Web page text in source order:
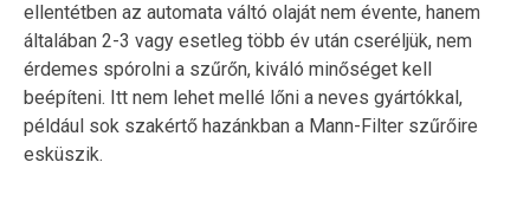
ellentétben az automata váltó olaját nem évente, hanem
általában 2-3 vagy esetleg több év után cseréljük, nem
érdemes spórolni a szűrőn, kiváló minőséget kell
beépíteni. Itt nem lehet mellé lőni a neves gyártókkal,
például sok szakértő hazánkban a Mann-Filter szűrőire
esküszik.